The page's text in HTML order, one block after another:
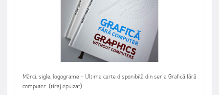
Mărci, sigle, logograme – Ultima carte disponibilă din seria Grafică fără
computer. (tiraj epuizat)